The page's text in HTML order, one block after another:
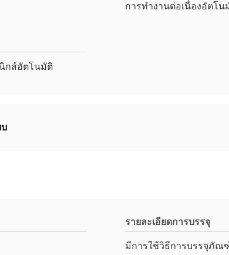
การทำงานต่อเนื่องอัตโน
กส์อัตโนมัติ
รายละเอียดการบรรจุ
มีการใช้วิธีการบรรจุภัณ